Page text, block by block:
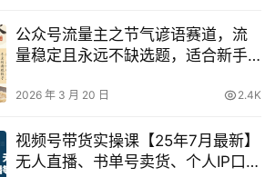
公众号流量主之节气谚语赛道，流
量稳定且永远不缺选题，适合新手
2026 年 3 月 20 日 2.4K
视频号带货实操课【25年7月最新】
无人直播、书单号卖货、个人IP口播